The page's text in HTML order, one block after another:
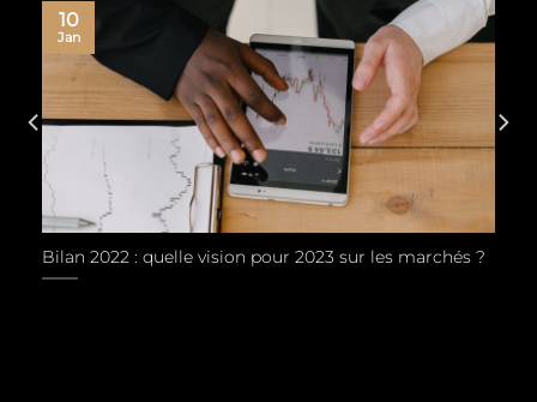
Bilan 2022 : quelle vision pour 2023 sur les marchés ?
10
Jan